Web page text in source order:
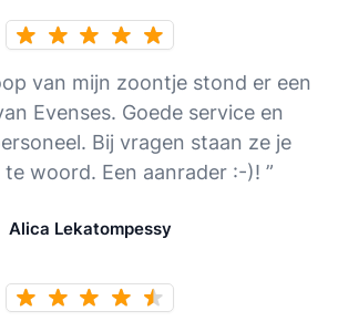
van mijn zoontje stond er een
Evenses. Goede service en
Bij vragen staan ze je
woord. Een aanrader :-)! ”
Alica Lekatompessy